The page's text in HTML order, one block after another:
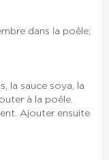
dans la poêle;
la sauce soya, la
à la poêle.
Ajouter ensuite